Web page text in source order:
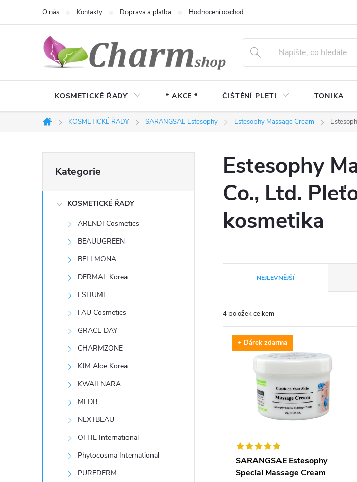
O nás Kontakty Doprava a platba Hodnocení obchodu
KOSMETICKÉ ŘADY * AKCE * ČIŠTĚNÍ PLETI TONIKA
Domů
KOSMETICKÉ ŘADY SARANGSAE Estesophy Estesophy Massage Cream
o
kategorie
Kategorie
KOSMETICKÉ ŘADY
ARENDI Cosmetics
BEAUUGREEN
BELLMONA
DERMAL Korea
ESHUMI
FAU Cosmetics
GRACE DAY
CHARMZONE
KJM Aloe Korea
KWAILNARA
MEDB
NEXTBEAU
OTTIE International
Phytocosma International
PUREDERM
Estesophy
Co., Ltd.
kosmetika
a
z
e
NEJLEVNĚJŠÍ
4 položek celkem
V+ Dárek zdarma
SARANGSAE Estesophy
Special Massage Cream